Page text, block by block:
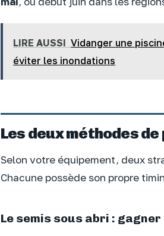
LIRE AUSSI Vidanger une
éviter les inondations
Les deux méthodes
Selon votre équipement, deux
Chacune possède son propre
Le semis sous abri :